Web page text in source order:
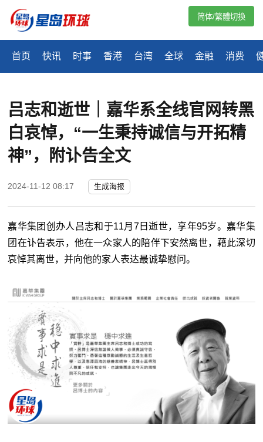
首页 快讯 时事 香港 台湾 全球 金融 消费
简体/繁體切換
吕志和逝世｜嘉华系全线官网转黑
白哀悼，“一生秉持诚信与开拓精
神”，附讣告全文
2024-11-12 08:17 生成海报
嘉华集团创办人吕志和于11月7日逝世，享年95岁。嘉华集
团在讣告表示，他在一众家人的陪伴下安然离世，藉此深切
哀悼其离世，并向他的家人表达最诚挚慰问。